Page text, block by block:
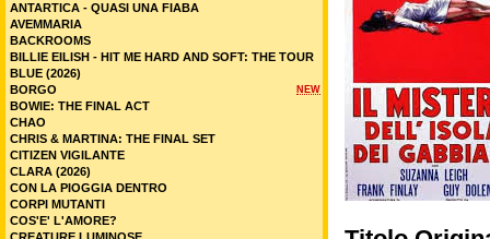
ANTARTICA - QUASI UNA FIABA
AVEMMARIA
BACKROOMS
BILLIE EILISH - HIT ME HARD AND SOFT: THE TOUR
BLUE (2026)
NEW
BORGO
BOWIE: THE FINAL ACT
CHAO
CHRIS & MARTINA: THE FINAL SET
CITIZEN VIGILANTE
CLARA (2026)
CON LA PIOGGIA DENTRO
CORPI MUTANTI
COS'E' L'AMORE?